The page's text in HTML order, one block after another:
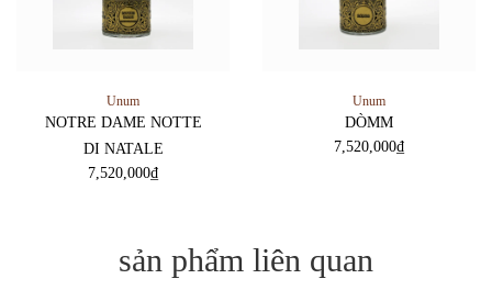
Unum
NOTRE DAME NOTTE
DI NATALE
7,520,000₫
Unum
DÒMM
7,520,000₫
sản phẩm liên quan